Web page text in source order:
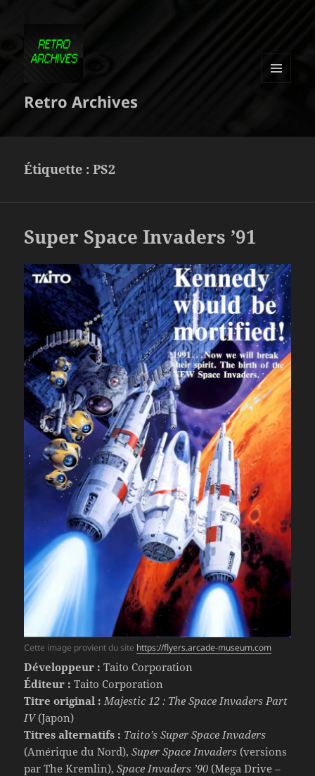
Retro Archives
Étiquette :PS2
Super Space Invaders ’91
Cette image provient du site https://flyers.arcade-museum.com
Développeur : Taito Corporation
Éditeur : Taito Corporation
Titre original : Majestic 12 : The Space Invaders Part
IV(Japon)
Titres alternatifs : Taito’s Super Space Invaders
(Amérique du Nord),Super Space Invaders (versions
par The Kremlin),Space Invaders ’90 (Mega Drive –